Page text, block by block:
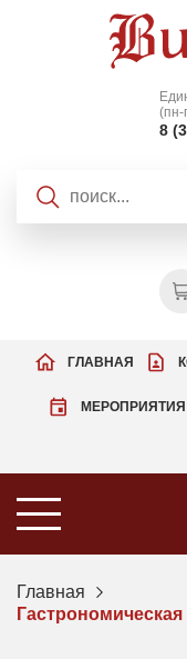
(пн-
8
МЕРОПРИЯТИЯ
ГЛАВНАЯ
Главная